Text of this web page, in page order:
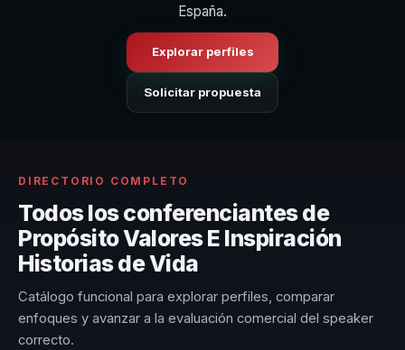
España.
Explorar perfiles
Solicitar propuesta
DIRECTORIO COMPLETO
Todos los conferenciantes de
Propósito Valores E Inspiración
Historias de Vida
Catálogo funcional para explorar perfiles, comparar
enfoques y avanzar a la evaluación comercial del speaker
correcto.